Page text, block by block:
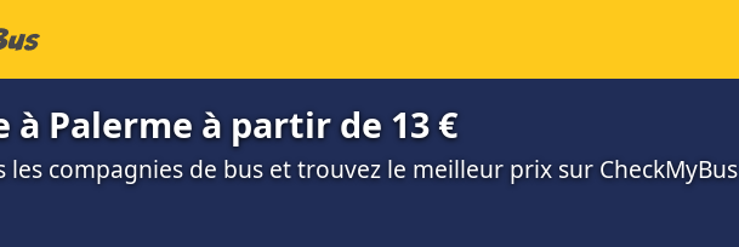
à Palerme à partir de 13 €
les compagnies de bus et trouvez le meilleur prix sur CheckMyBus